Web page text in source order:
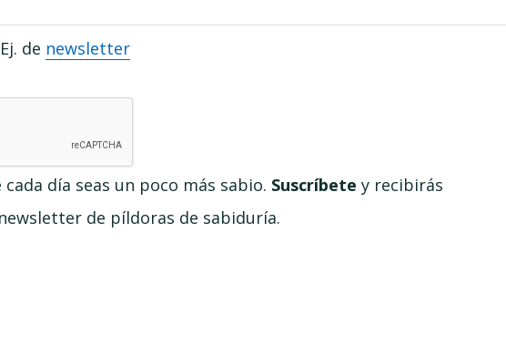
Ej. de newsletter
día seas un poco más sabio. Suscríbete y recibirás
de píldoras de sabiduría.